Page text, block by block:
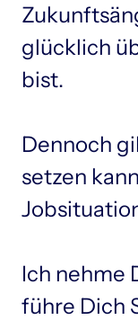
glücklich
bist.
Dennoch
setzen
Ich nehme
führe Dich